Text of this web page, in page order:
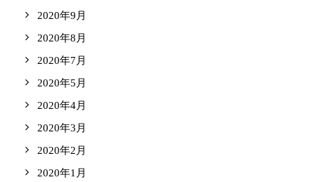
2020年9月
2020年8月
2020年7月
2020年5月
2020年4月
2020年3月
2020年2月
2020年1月